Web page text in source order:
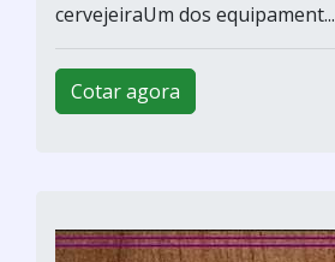
cervejeiraUm dos equipament...
Cotar agora